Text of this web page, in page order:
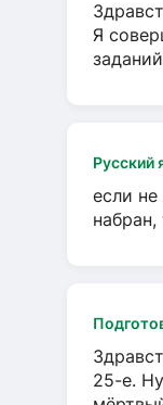
Я
Русский
если
25-е.